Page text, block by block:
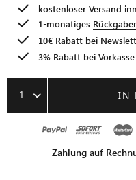
kostenloser Versand
1-monatiges
10€ Rabatt bei
3% Rabatt bei Vorkasse
1 IN
Zahlung auf